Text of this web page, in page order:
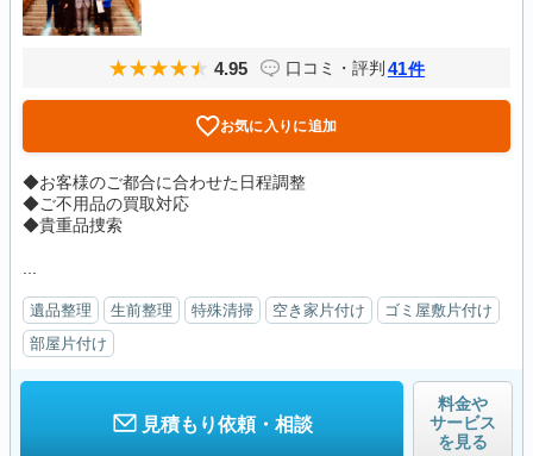
4.95 口コミ・評判 41件
お気に入りに追加
◆お客様のご都合に合わせた日程調整
◆ご不用品の買取対応
◆貴重品捜索
遺品整理 生前整理 特殊清掃 空き家片付け
ゴミ屋敷片付け
部屋片付け
見積もり依頼・相談
料金や
サービス
を見る